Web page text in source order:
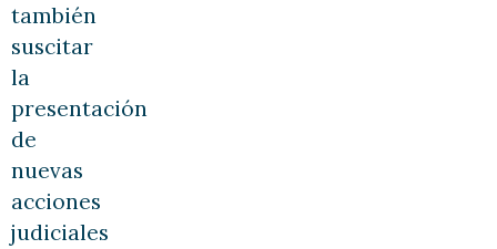
también
suscitar
la
presentación
de
nuevas
acciones
judiciales